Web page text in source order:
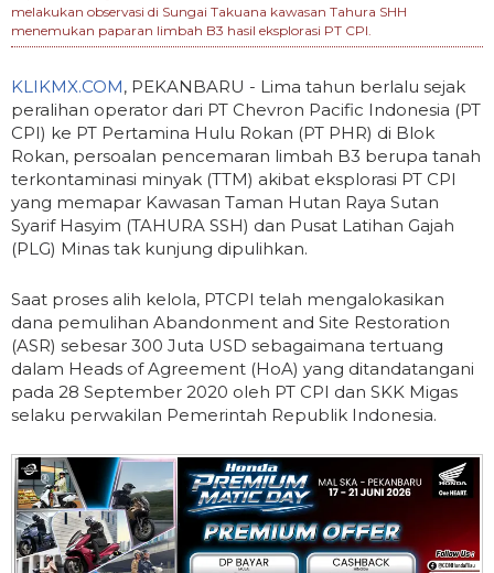
melakukan observasi di Sungai Takuana kawasan Tahura SHH
menemukan paparan limbah B3 hasil eksplorasi PT CPI.
KLIKMX.COM, PEKANBARU - Lima tahun berlalu sejak
peralihan operator dari PT Chevron Pacific Indonesia (PT
CPI) ke PT Pertamina Hulu Rokan (PT PHR) di Blok
Rokan, persoalan pencemaran limbah B3 berupa tanah
terkontaminasi minyak (TTM) akibat eksplorasi PT CPI
yang memapar Kawasan Taman Hutan Raya Sutan
Syarif Hasyim (TAHURA SSH) dan Pusat Latihan Gajah
(PLG) Minas tak kunjung dipulihkan.
Saat proses alih kelola, PTCPI telah mengalokasikan
dana pemulihan Abandonment and Site Restoration
(ASR) sebesar 300 Juta USD sebagaimana tertuang
dalam Heads of Agreement (HoA) yang ditandatangani
pada 28 September 2020 oleh PT CPI dan SKK Migas
selaku perwakilan Pemerintah Republik Indonesia.